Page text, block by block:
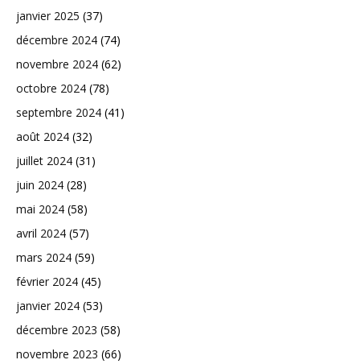
janvier 2025 (37)
décembre 2024 (74)
novembre 2024 (62)
octobre 2024 (78)
septembre 2024 (41)
août 2024 (32)
juillet 2024 (31)
juin 2024 (28)
mai 2024 (58)
avril 2024 (57)
mars 2024 (59)
février 2024 (45)
janvier 2024 (53)
décembre 2023 (58)
novembre 2023 (66)